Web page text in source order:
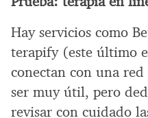
Hay servicios como
terapify (este último
conectan con una
ser muy útil, pero
revisar con cuidado